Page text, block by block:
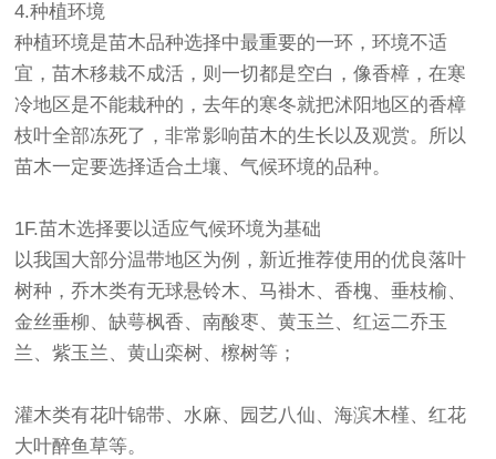
4.种植环境
种植环境是苗木品种选择中最重要的一环，环境不适
宜，苗木移栽不成活，则一切都是空白，像香樟，在寒
冷地区是不能栽种的，去年的寒冬就把沭阳地区的香樟
枝叶全部冻死了，非常影响苗木的生长以及观赏。所以
苗木一定要选择适合土壤、气候环境的品种。
1F.苗木选择要以适应气候环境为基础
以我国大部分温带地区为例，新近推荐使用的优良落叶
树种，乔木类有无球悬铃木、马褂木、香槐、垂枝榆、
金丝垂柳、缺萼枫香、南酸枣、黄玉兰、红运二乔玉
兰、紫玉兰、黄山栾树、檫树等；
灌木类有花叶锦带、水麻、园艺八仙、海滨木槿、红花
大叶醉鱼草等。